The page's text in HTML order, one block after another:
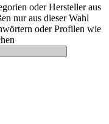
oder Hersteller aus
nur aus dieser Wahl
oder Profilen wie